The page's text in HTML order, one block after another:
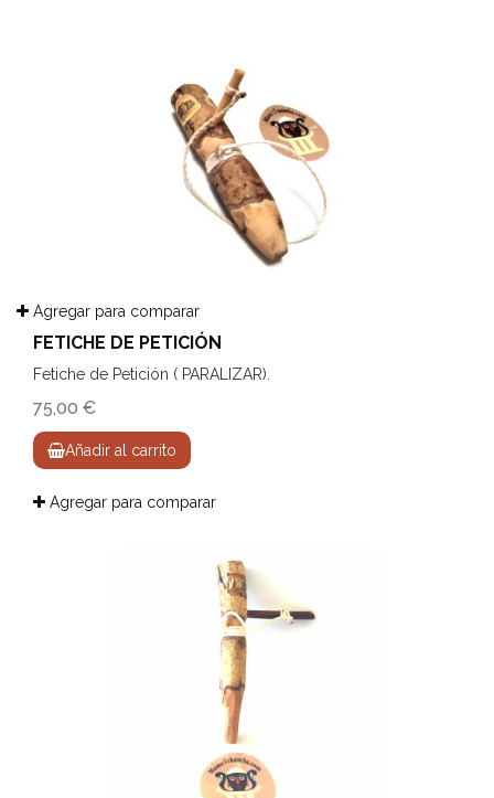
Agregar para comparar
FETICHE DE PETICIÓN
Fetiche de Petición ( PARALIZAR).
75,00 €
Añadir al carrito
Agregar para comparar